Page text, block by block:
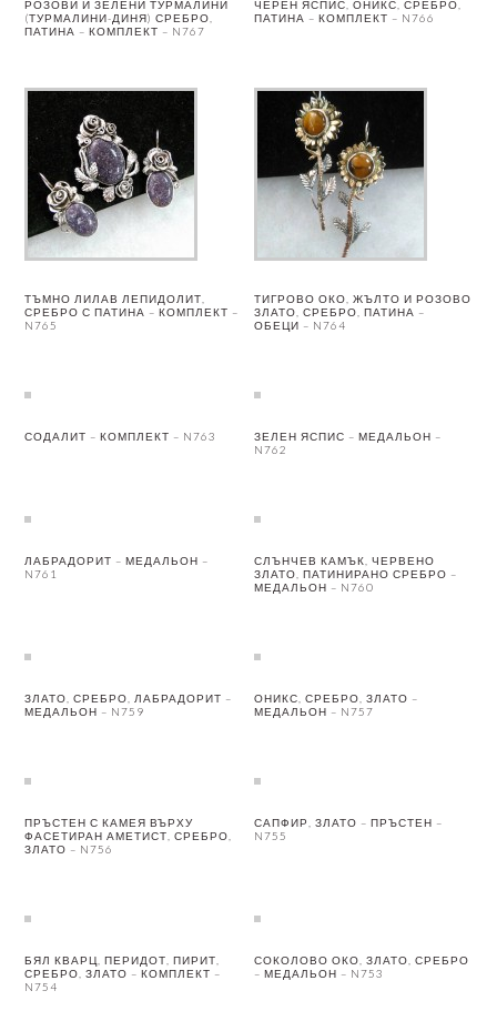
РОЗОВИ И ЗЕЛЕНИ ТУРМАЛИНИ
(ТУРМАЛИНИ-ДИНЯ) СРЕБРО,
ПАТИНА – КОМПЛЕКТ – N767
ЧЕРЕН ЯСПИС, ОНИКС, СРЕБРО,
ПАТИНА – КОМПЛЕКТ – N766
ТЪМНО ЛИЛАВ ЛЕПИДОЛИТ,
СРЕБРО С ПАТИНА – КОМПЛЕКТ –
N765
ТИГРОВО ОКО, ЖЪЛТО И РОЗОВО
ЗЛАТО, СРЕБРО, ПАТИНА –
ОБЕЦИ – N764
СОДАЛИТ – КОМПЛЕКТ – N763
ЗЕЛЕН ЯСПИС – МЕДАЛЬОН –
N762
ЛАБРАДОРИТ – МЕДАЛЬОН –
N761
СЛЪНЧЕВ КАМЪК, ЧЕРВЕНО
ЗЛАТО, ПАТИНИРАНО СРЕБРО –
МЕДАЛЬОН – N760
ЗЛАТО, СРЕБРО, ЛАБРАДОРИТ –
МЕДАЛЬОН – N759
ОНИКС, СРЕБРО, ЗЛАТО –
МЕДАЛЬОН – N757
ПРЪСТЕН С КАМЕЯ ВЪРХУ
ФАСЕТИРАН АМЕТИСТ, СРЕБРО,
ЗЛАТО – N756
САПФИР, ЗЛАТО – ПРЪСТЕН –
N755
БЯЛ КВАРЦ, ПЕРИДОТ, ПИРИТ,
СРЕБРО, ЗЛАТО – КОМПЛЕКТ –
N754
СОКОЛОВО ОКО, ЗЛАТО, СРЕБРО
– МЕДАЛЬОН – N753